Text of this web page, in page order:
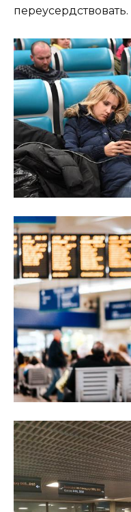
переусердствовать.